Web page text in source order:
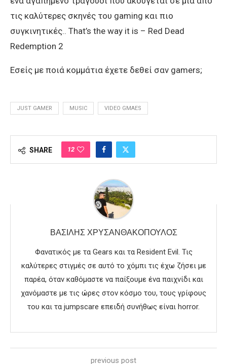
τις καλύτερες σκηνές του gaming και πιο
συγκινητικές.. That’s the way it is – Red Dead
Redemption 2
Εσείς με ποιά κομμάτια έχετε δεθεί σαν gamers;
JUST GAMER MUSIC VIDEO GMAES
SHARE 12
ΒΑΣΊΛΗΣ ΧΡΥΣΑΝΘΑΚΌΠΟΥΛΟΣ
Φανατικός με τα Gears και τα Resident Evil. Τις
καλύτερες στιγμές σε αυτό το χόμπι τις έχω ζήσει με
παρέα, όταν καθόμαστε να παίξουμε ένα παιχνίδι και
χανόμαστε με τις ώρες στον κόσμο του, τους γρίφους
του και τα jumpscare επειδή συνήθως είναι horror.
previous post